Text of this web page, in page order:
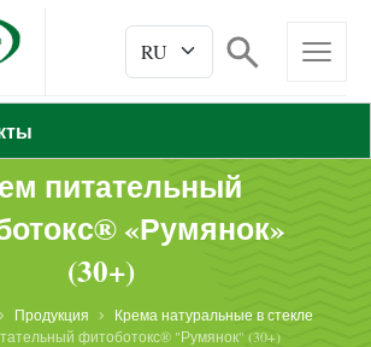
питательный
«Румянок»
(30+)
Продукция
Крема натуральные в стекле
фитоботокс® "Румянок" (30+)